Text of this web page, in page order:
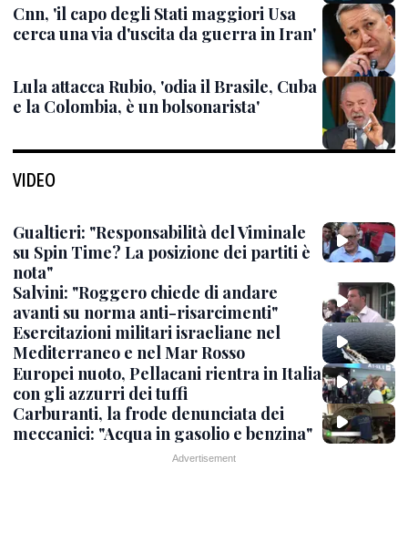
Cnn, 'il capo degli Stati maggiori Usa
cerca una via d'uscita da guerra in Iran'
Lula attacca Rubio, 'odia il Brasile, Cuba
e la Colombia, è un bolsonarista'
VIDEO
Gualtieri: "Responsabilità del Viminale
su Spin Time? La posizione dei partiti è
nota"
Salvini: "Roggero chiede di andare
avanti su norma anti-risarcimenti"
Esercitazioni militari israeliane nel
Mediterraneo e nel Mar Rosso
Europei nuoto, Pellacani rientra in Italia
con gli azzurri dei tuffi
Carburanti, la frode denunciata dei
meccanici: "Acqua in gasolio e benzina"